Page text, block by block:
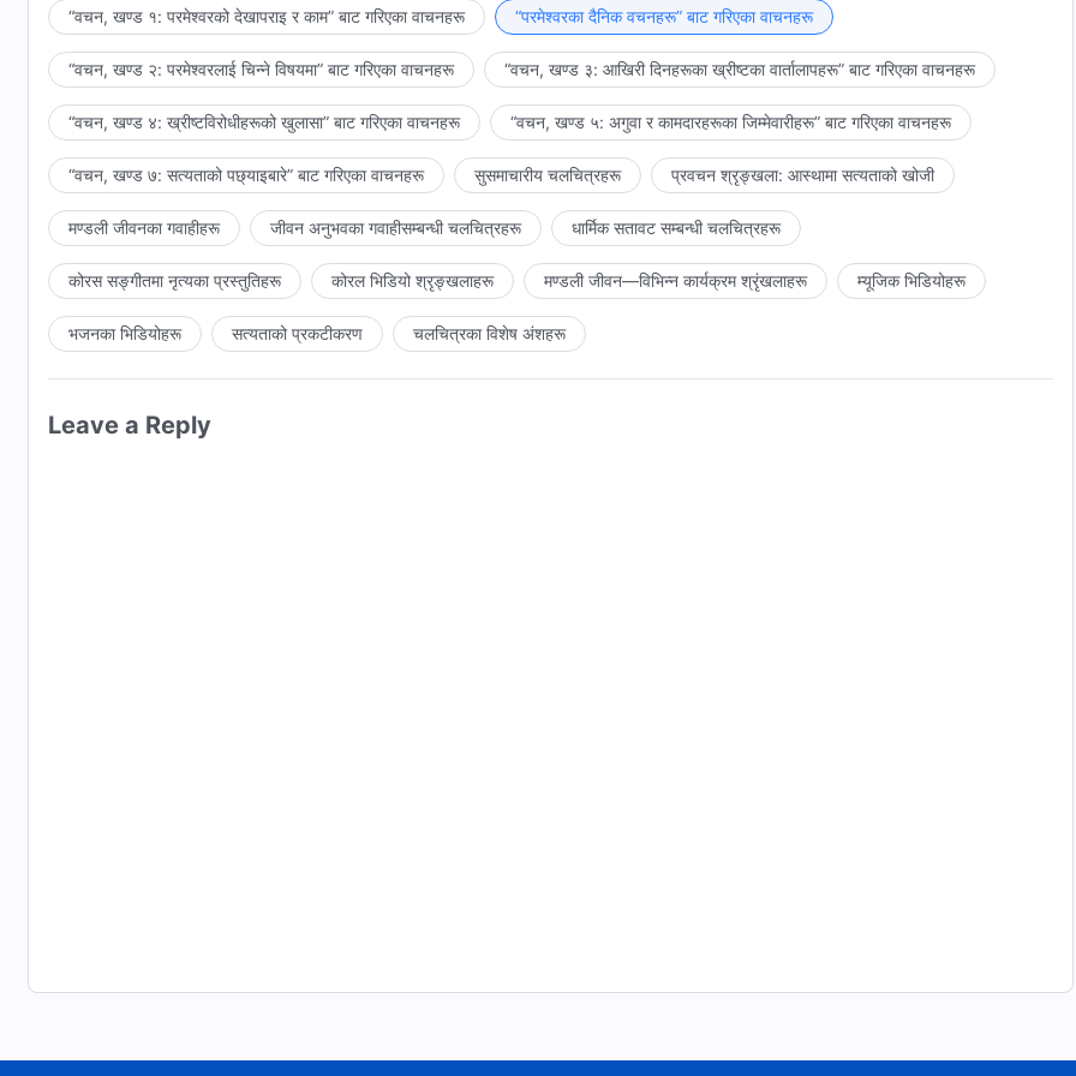
सम्‍भव भए पनि, तैँले थोरै मुक्तिबाहेक केही पनि प्राप्त गर्दैनस्, र तँ आत्मा भएको जीवित प्राणी बनेको छैनस्। तैँले सजाय र न्यायको अनुभव गरेको भए
पनि, यसको परिणामस्वरूप तेरो स्वभाव नवीकरण वा परिवर्तन भएको छैन; तँ अझै पनि तेरो पुरानै व्यक्तित्व होस्, तँ अझै पनि शैतानको स्वामित्वमै छस्, र
तँ शुद्ध पारिएको मानिस होइनस्। सिद्ध पारिएकाहरू मात्रै मूल्यवान् छन् र यस्ता मानिसहरूले मात्रै साँचो जीवन प्राप्त गरेका छन्।
“वचन, खण्ड १: परमेश्‍वरको देखापराइ र काम” बाट गरिएका वाचनहरू “परमेश्‍वरका दैनिक वचनहरू” बाट गरिएका वाचनहरू
“वचन, खण्ड २: परमेश्‍वरलाई चिन्‍ने विषयमा” बाट गरिएका वाचनहरू “वचन, खण्ड ३: आखिरी दिनहरूका ख्रीष्टका वार्तालापहरू” बाट गरिएका वाचनहरू
“वचन, खण्ड ४: ख्रीष्टविरोधीहरूको खुलासा” बाट गरिएका वाचनहरू “वचन, खण्ड ५: अगुवा र कामदारहरूका जिम्‍मेवारीहरू” बाट गरिएका वाचनहरू
“वचन, खण्ड ७: सत्यताको पछ्याइबारे” बाट गरिएका वाचनहरू सुसमाचारीय चलचित्रहरू प्रवचन श्रृङ्खला: आस्थामा सत्यताको खोजी
मण्डली जीवनका गवाहीहरू जीवन अनुभवका गवाहीसम्‍बन्धी चलचित्रहरू धार्मिक सतावट सम्‍बन्धी चलचित्रहरू
कोरस सङ्गीतमा नृत्यका प्रस्तुतिहरू कोरल भिडियो श्रृङ्खलाहरू मण्डली जीवन—विभिन्‍न कार्यक्रम श्रृंखलाहरू म्यूजिक भिडियोहरू
भजनका भिडियोहरू सत्यताको प्रकटीकरण चलचित्रका विशेष अंशहरू
Leave a Reply